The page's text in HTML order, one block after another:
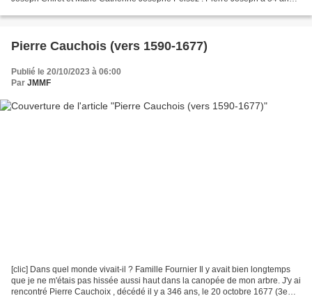
Pierre Cauchois (vers 1590-1677)
Publié le 20/10/2023 à 06:00
Par JMMF
[clic] Dans quel monde vivait-il ? Famille Fournier Il y avait bien longtemps
que je ne m'étais pas hissée aussi haut dans la canopée de mon arbre. J'y ai
rencontré Pierre Cauchoix , décédé il y a 346 ans, le 20 octobre 1677 (3e